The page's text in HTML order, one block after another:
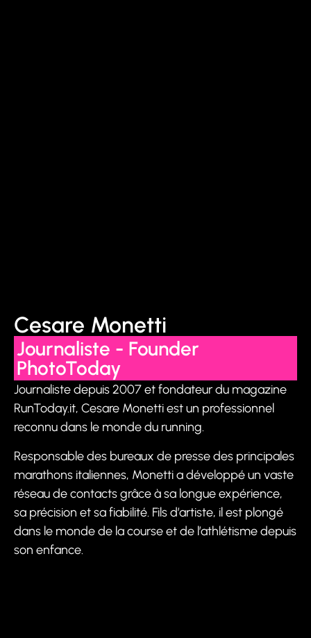
Cesare Monetti
Journaliste - Founder
PhotoToday
Journaliste depuis 2007 et fondateur du magazine
RunToday.it, Cesare Monetti est un professionnel
reconnu dans le monde du running.
Responsable des bureaux de presse des principales
marathons italiennes, Monetti a développé un vaste
réseau de contacts grâce à sa longue expérience,
sa précision et sa fiabilité. Fils d’artiste, il est plongé
dans le monde de la course et de l’athlétisme depuis
son enfance.